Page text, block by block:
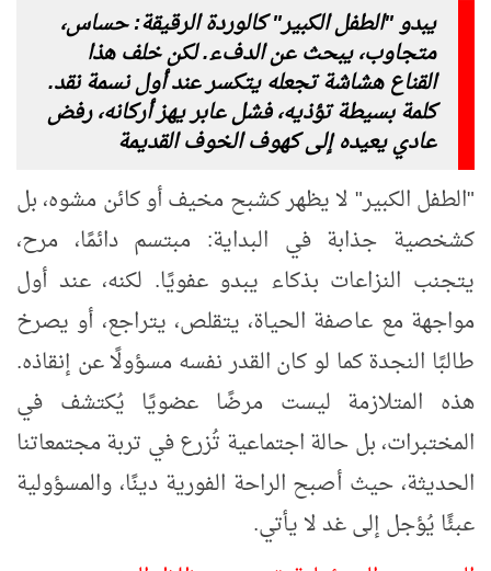
يبدو "الطفل الكبير" كالوردة الرقيقة: حساس،
متجاوب، يبحث عن الدفء. لكن خلف هذا
القناع هشاشة تجعله يتكسر عند أول نسمة نقد.
كلمة بسيطة تؤذيه، فشل عابر يهز أركانه، رفض
عادي يعيده إلى كهوف الخوف القديمة
"الطفل الكبير" لا يظهر كشبح مخيف أو كائن مشوه، بل
كشخصية جذابة في البداية: مبتسم دائمًا، مرح،
يتجنب النزاعات بذكاء يبدو عفويًا. لكنه، عند أول
مواجهة مع عاصفة الحياة، يتقلص، يتراجع، أو يصرخ
طالبًا النجدة كما لو كان القدر نفسه مسؤولًا عن إنقاذه.
هذه المتلازمة ليست مرضًا عضويًا يُكتشف في
المختبرات، بل حالة اجتماعية تُزرع في تربة مجتمعاتنا
الحديثة، حيث أصبح الراحة الفورية دينًا، والمسؤولية
عبئًا يُؤجل إلى غد لا يأتي.